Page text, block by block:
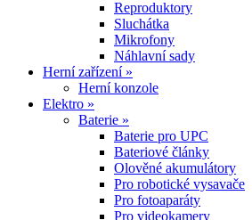
Reproduktory
Sluchátka
Mikrofony
Náhlavní sady
Herní zařízení »
Herní konzole
Elektro »
Baterie »
Baterie pro UPC
Bateriové články
Olověné akumulátory
Pro robotické vysavače
Pro fotoaparáty
Pro videokamery